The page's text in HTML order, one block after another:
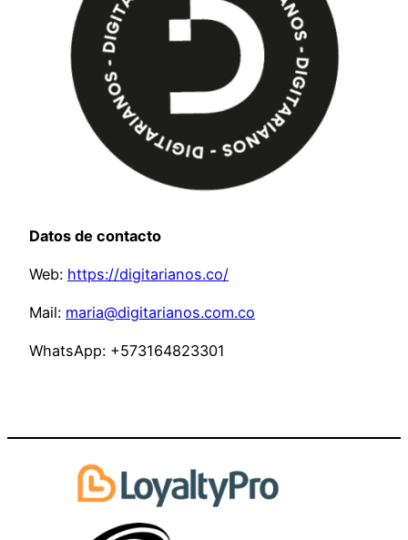
Datos de contacto
Web: https://digitarianos.co/
Mail: maria@digitarianos.com.co
WhatsApp: +573164823301